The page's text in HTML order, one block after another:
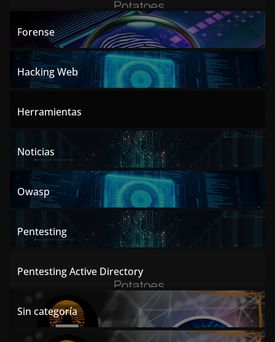
Forense
Hacking Web
Herramientas
Noticias
Owasp
Pentesting
Pentesting Active Directory
Sin categoría